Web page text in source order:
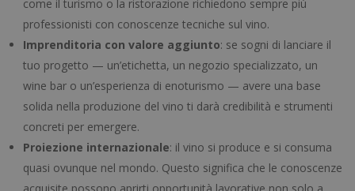
come il turismo o la ristorazione richiedono sempre più
professionisti con conoscenze tecniche sul vino.
Imprenditoria con valore aggiunto: se sogni di lanciare il
tuo progetto — un’etichetta, un negozio specializzato, un
wine bar o un’esperienza di enoturismo — avere una base
solida nella produzione del vino ti darà credibilità e strumenti
concreti per emergere.
Proiezione internazionale: il vino si produce e si consuma
quasi ovunque nel mondo. Questo significa che le conoscenze